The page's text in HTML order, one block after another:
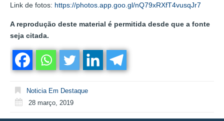
Link de fotos: https://photos.app.goo.gl/nQ79xRXfT4vusqJr7
A reprodução deste material é permitida desde que a fonte
seja citada.
Noticia Em Destaque
28 março, 2019